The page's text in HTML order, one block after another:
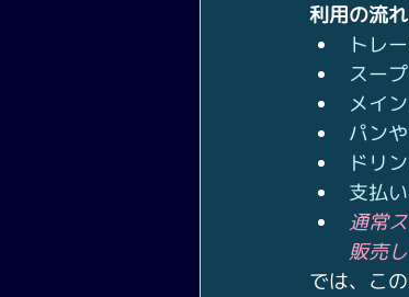
利用の流れ
トレ
スー
メイ
パン
ドリ
支払
通常
販売
では、こ